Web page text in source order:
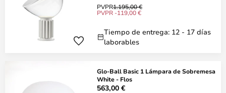
PVPR1.195,00 €
PVPR -119,00 €
Tiempo de entrega: 12 - 17 días
laborables
Glo-Ball Basic 1 Lámpara de Sobremesa
White - Flos
563,00 €